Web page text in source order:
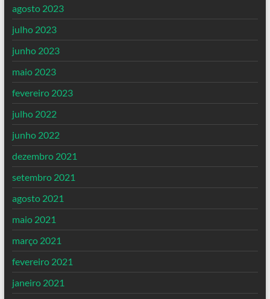
agosto 2023
julho 2023
junho 2023
maio 2023
fevereiro 2023
julho 2022
junho 2022
dezembro 2021
setembro 2021
agosto 2021
maio 2021
março 2021
fevereiro 2021
janeiro 2021